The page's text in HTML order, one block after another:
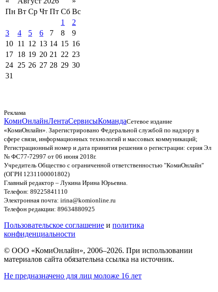
Пн Вт Ср Чт Пт Сб Вс
1
2
3
4 5 6 7 8
9
10 11 12 13 14 15 16
17 18 19 20 21 22 23
24 25 26 27 28 29 30
31
Реклама
КомиОнлайнЛентаСервисыКомандаСетевое издание
«КомиОнлайн». Зарегистрировано Федеральной службой по надзору в
сфере связи, информационных технологий и массовых коммуникаций;
Регистрационный номер и дата принятия решения о регистрации: серия Эл
№ ФС77-72997 от 06 июня 2018г.
Учредитель Общество с ограниченной ответственностью "КомиОнлайн"
(ОГРН 1231100001802)
Главный редактор – Лукина Ирина Юрьевна.
Телефон: 89225841110
Электронная почта: irina@komionline.ru
Телефон редакции: 89634880925
Пользовательское соглашение и политика
конфиденциальности
© ООО «КомиОнлайн», 2006–2026. При использовании
материалов сайта обязательна ссылка на источник.
Не предназначено для лиц моложе 16 лет